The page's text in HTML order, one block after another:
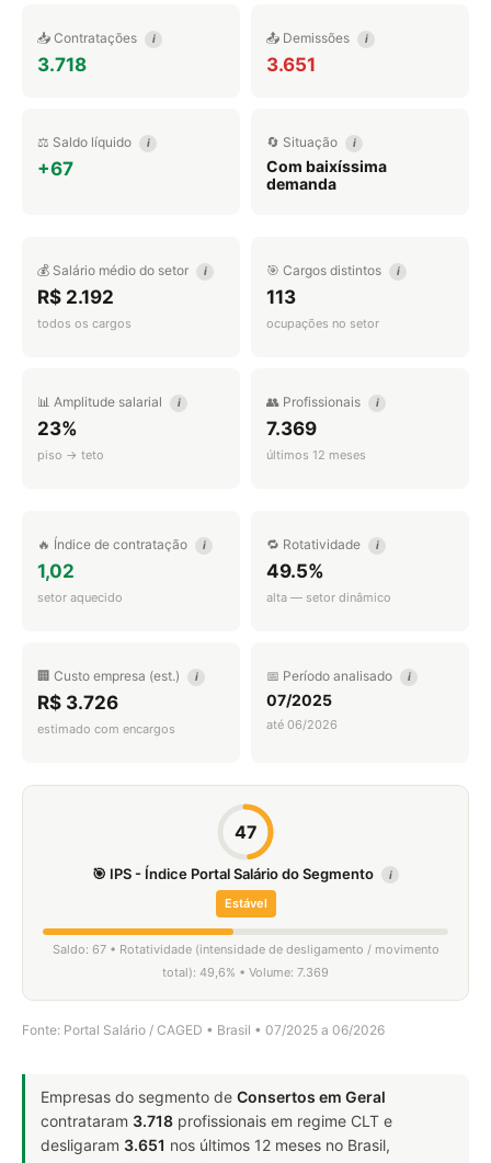
📥 Contratações i
3.718
📤 Demissões i
3.651
⚖️ Saldo líquido i
+67
🔄 Situação i
Com baixíssima
demanda
💰 Salário médio do setor i
R$ 2.192
todos os cargos
🎯 Cargos distintos i
113
ocupações no setor
📊 Amplitude salarial i
23%
piso → teto
👥 Profissionais i
7.369
últimos 12 meses
🔥 Índice de contratação i
1,02
setor aquecido
🔁 Rotatividade i
49.5%
alta — setor dinâmico
🏢 Custo empresa (est.) i
R$ 3.726
estimado com encargos
📅 Período analisado i
07/2025
até 06/2026
47
🎯 IPS - Índice Portal Salário do Segmento i
Estável
Saldo: 67 • Rotatividade (intensidade de desligamento / movimento
total): 49,6% • Volume: 7.369
Fonte: Portal Salário / CAGED • Brasil • 07/2025 a 06/2026
Empresas do segmento de Consertos em Geral
contrataram 3.718 profissionais em regime CLT e
desligaram 3.651 nos últimos 12 meses no Brasil,